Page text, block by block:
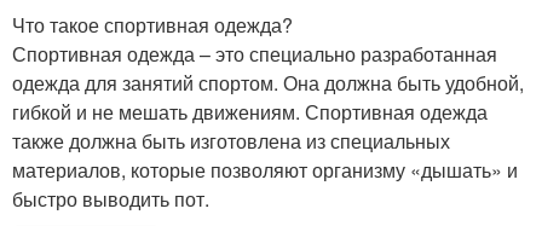
Что такое спортивная одежда?
Спортивная одежда – это специально разработанная
одежда для занятий спортом. Она должна быть удобной,
гибкой и не мешать движениям. Спортивная одежда
также должна быть изготовлена из специальных
материалов, которые позволяют организму «дышать» и
быстро выводить пот.